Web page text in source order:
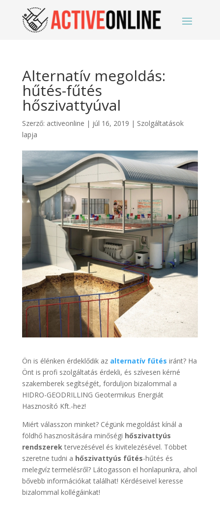
Alternatív megoldás:
hűtés-fűtés
hőszivattyúval
Szerző: activeonline | júl 16, 2019 | Szolgáltatások
lapja
Ön is élénken érdeklődik az alternatív fűtés iránt? Ha
Önt is profi szolgáltatás érdekli, és szívesen kérné
szakemberek segítségét, forduljon bizalommal a
HIDRO-GEODRILLING Geotermikus Energiát
Hasznosító Kft.-hez!
Miért válasszon minket? Cégünk megoldást kínál a
földhő hasznosítására minőségi hőszivattyús
rendszerektervezésével és kivitelezésével. Többet
szeretne tudni a hőszivattyús fűtés-hűtés és
melegvíz termelésről? Látogasson el honlapunkra, ahol
bővebb információkat találhat! Kérdéseivel keresse
bizalommal kollégáinkat!